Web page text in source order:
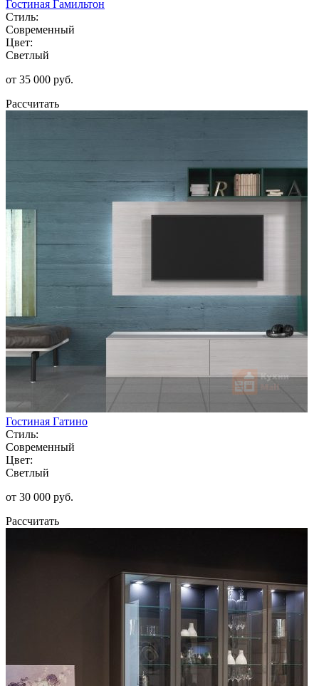
Гостиная Гамильтон
Стиль:
Современный
Цвет:
Светлый
от 35 000 руб.
Рассчитать
Гостиная Гатино
Стиль:
Современный
Цвет:
Светлый
от 30 000 руб.
Рассчитать